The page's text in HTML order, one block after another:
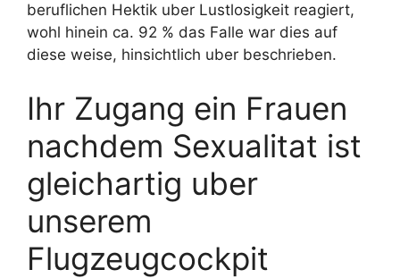
beruflichen Hektik uber Lustlosigkeit reagiert,
wohl hinein ca. 92 % das Falle war dies auf
diese weise, hinsichtlich uber beschrieben.
Ihr Zugang ein Frauen
nachdem Sexualitat ist
gleichartig uber
unserem
Flugzeugcockpit